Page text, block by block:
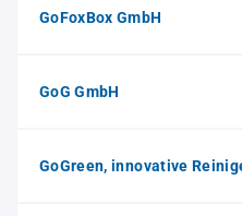
GoFoxBox GmbH
GoG GmbH
GoGreen, innovative